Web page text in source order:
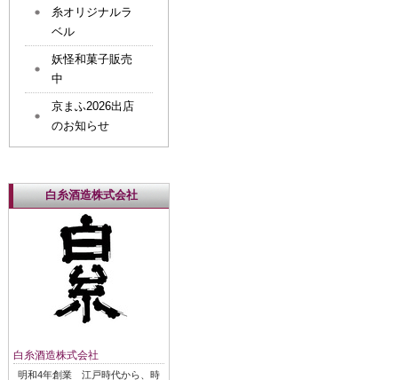
糸オリジナルラ
ベル
妖怪和菓子販売
中
京まふ2026出店
のお知らせ
白糸酒造株式会社
白糸酒造株式会社
明和4年創業 江戸時代から、時